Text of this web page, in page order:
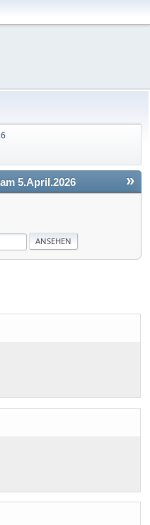
»
5.April.2026